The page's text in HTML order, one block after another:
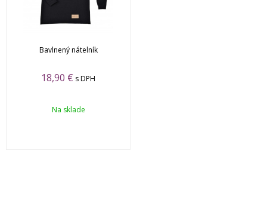
Bavlnený nátelník
18,90 € s DPH
Na sklade